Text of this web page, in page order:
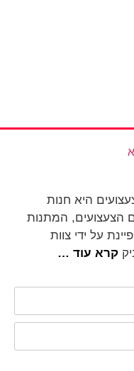
היא חנות
הצעצועים, המתנות
משנת 2002 ומאופיינת על ידי צוות
קרא עוד …